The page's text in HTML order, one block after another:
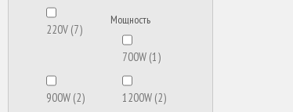
220V(7)
Мощность
700W(1)
900W(2) 1200W(2)